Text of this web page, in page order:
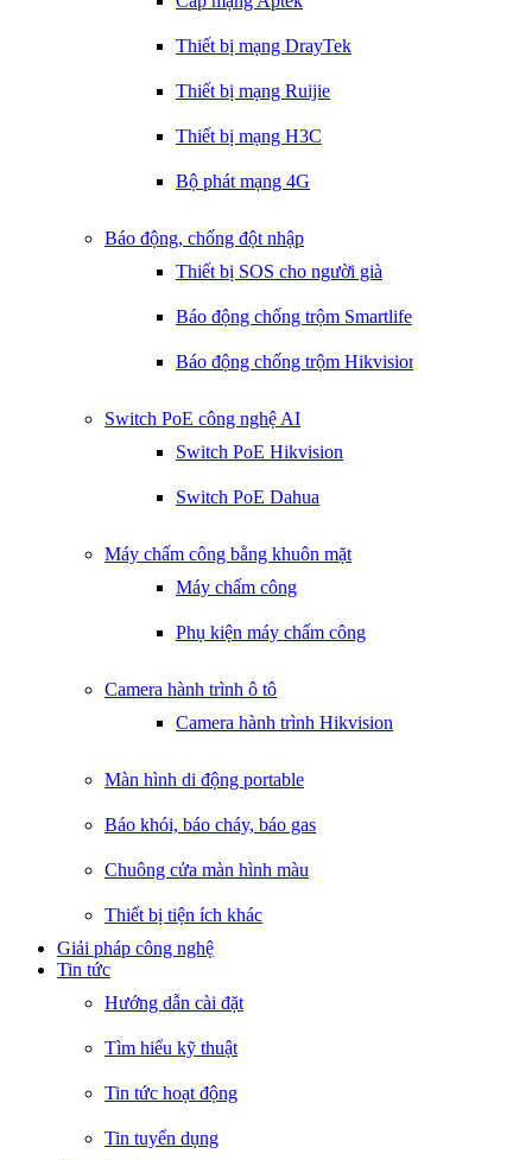
Thiết bị mạng DrayTek
Thiết bị mạng Ruijie
Thiết bị mạng H3C
Bộ phát mạng 4G
Báo động, chống đột nhập
Thiết bị SOS cho người già
Báo động chống trộm Smartlife
Báo động chống trộm Hikvision
Switch PoE công nghệ AI
Switch PoE Hikvision
Switch PoE Dahua
Máy chấm công bằng khuôn mặt
Máy chấm công
Phụ kiện máy chấm công
Camera hành trình ô tô
Camera hành trình Hikvision
Màn hình di động portable
Báo khói, báo cháy, báo gas
Chuông cửa màn hình màu
Thiết bị tiện ích khác
Giải pháp công nghệ
Tin tức
Hướng dẫn cài đặt
Tìm hiểu kỹ thuật
Tin tức hoạt động
Tin tuyển dụng